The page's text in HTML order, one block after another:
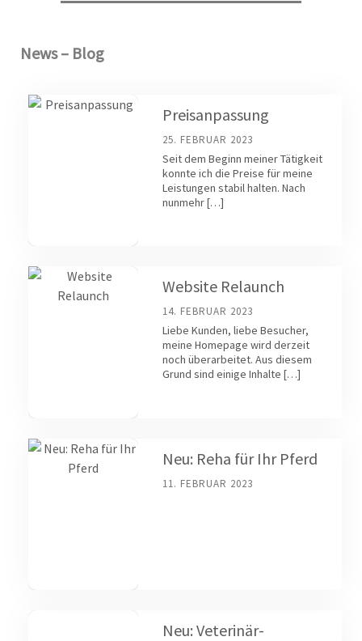
News – Blog
Preisanpassung
25. FEBRUAR 2023
Seit dem Beginn meiner Tätigkeit
konnte ich die Preise für meine
Leistungen stabil halten. Nach
nunmehr […]
Website Relaunch
14. FEBRUAR 2023
Liebe Kunden, liebe Besucher,
meine Homepage wird derzeit
noch überarbeitet. Aus diesem
Grund sind einige Inhalte […]
Neu: Reha für Ihr Pferd
11. FEBRUAR 2023
Neu: Veterinär-